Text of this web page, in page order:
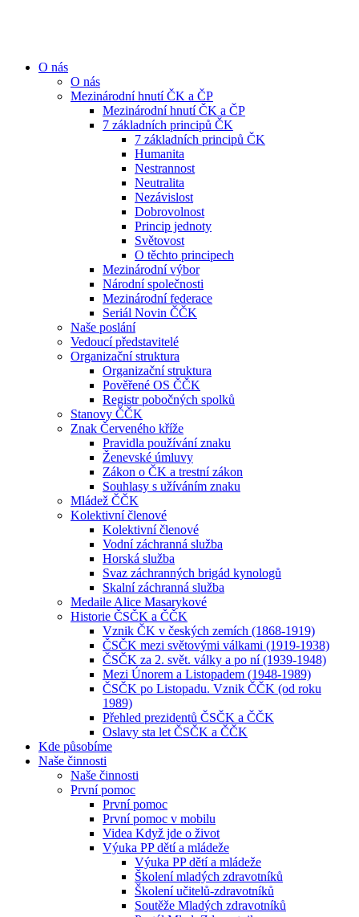
O nás
O nás
Mezinárodní hnutí ČK a ČP
Mezinárodní hnutí ČK a ČP
7 základních principů ČK
7 základních principů ČK
Humanita
Nestrannost
Neutralita
Nezávislost
Dobrovolnost
Princip jednoty
Světovost
O těchto principech
Mezinárodní výbor
Národní společnosti
Mezinárodní federace
Seriál Novin ČČK
Naše poslání
Vedoucí představitelé
Organizační struktura
Organizační struktura
Pověřené OS ČČK
Registr pobočných spolků
Stanovy ČČK
Znak Červeného kříže
Pravidla používání znaku
Ženevské úmluvy
Zákon o ČK a trestní zákon
Souhlasy s užíváním znaku
Mládež ČČK
Kolektivní členové
Kolektivní členové
Vodní záchranná služba
Horská služba
Svaz záchranných brigád kynologů
Skalní záchranná služba
Medaile Alice Masarykové
Historie ČSČK a ČČK
Vznik ČK v českých zemích (1868-1919)
ČSČK mezi světovými válkami (1919-1938)
ČSČK za 2. svět. války a po ní (1939-1948)
Mezi Únorem a Listopadem (1948-1989)
ČSČK po Listopadu. Vznik ČČK (od roku
1989)
Přehled prezidentů ČSČK a ČČK
Oslavy sta let ČSČK a ČČK
Kde působíme
Naše činnosti
Naše činnosti
První pomoc
První pomoc
První pomoc v mobilu
Videa Když jde o život
Výuka PP dětí a mládeže
Výuka PP dětí a mládeže
Školení mladých zdravotníků
Školení učitelů-zdravotníků
Soutěže Mladých zdravotníků